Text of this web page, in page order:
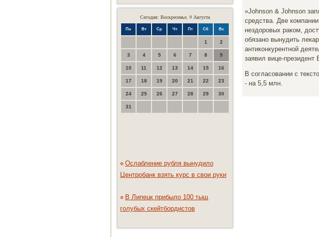
Сегодня: Воскресенье, 9 Августа
Пн Вт Ср Чт Пт Сб Вс
1 2
3 4 5 6 7 8 9
10 11 12 13 14 15 16
17 18 19 20 21 22 23
24 25 26 27 28 29 30
31
Ослабление рубля вынудило
Центробанк взять курс в свои руки
В Липецк прибыло 100 тыщ
голубых скейтбордистов
«Johnson & Johnson
средства. Две
нездоровых раком,
обязано вынудить
антиконкурентной
заявил вице-президент
В согласовании с
- на 5,5 млн.